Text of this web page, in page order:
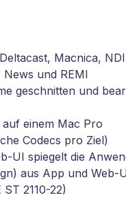
Macnica,
und REMI
geschnitten und
einem Mac Pro
Codecs pro Ziel)
spiegelt die
aus App und Web-
2110-22)